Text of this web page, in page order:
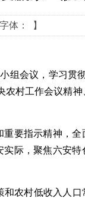
体： 】
组会议，学习贯
农村工作会议精
要指示精神，
际，聚焦六安
农村低收入人